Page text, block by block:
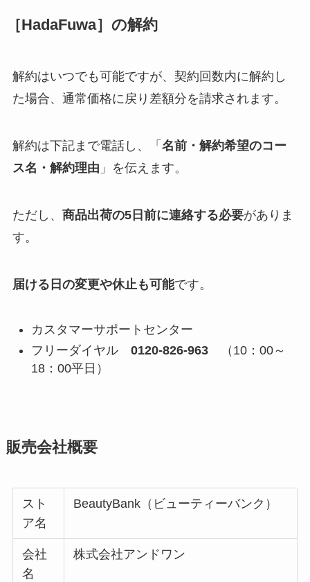
［HadaFuwa］の解約
解約はいつでも可能ですが、契約回数内に解約し
た場合、通常価格に戻り差額分を請求されます。
解約は下記まで電話し、「 名前・解約希望のコー
ス名・解約理由 」を伝えます。
ただし、 商品出荷の5日前に連絡する必要がありま
す。
届ける日の変更や休止も可能です。
カスタマーサポートセンター
フリーダイヤル 0120-826-963（10：00～
18：00平日）
販売会社概要
スト
ア名
BeautyBank（ビューティーバンク）
会社
名
株式会社アンドワン